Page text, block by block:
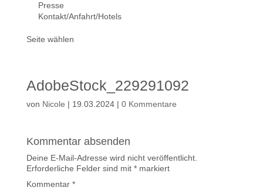
Presse
Kontakt/Anfahrt/Hotels
Seite wählen
AdobeStock_229291092
von Nicole | 19.03.2024| 0 Kommentare
Kommentar absenden
Deine E-Mail-Adresse wird nicht veröffentlicht.
Erforderliche Felder sind mit *markiert
Kommentar *